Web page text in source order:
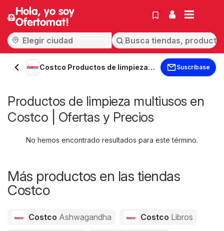
Hola, yo soy
Ofertomat!
Costco Productos de limpieza
Suscríbase
Productos de limpieza multiusos en
Costco | Ofertas y Precios
No hemos encontrado resultados para este término.
Más productos en las tiendas
Costco
Costco Ashwagandha Costco Libros